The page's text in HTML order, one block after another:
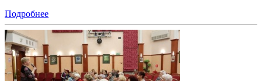
Подробнее